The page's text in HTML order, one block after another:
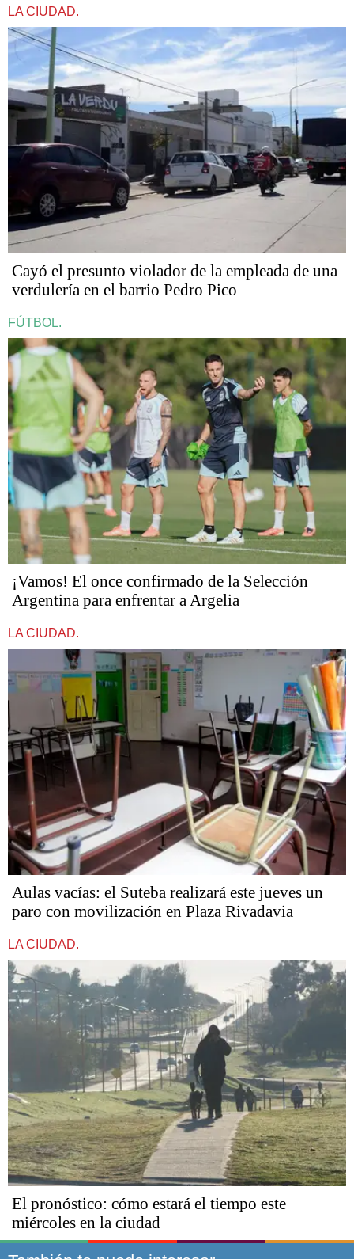
LA CIUDAD.
Cayó el presunto violador de la empleada de una
verdulería en el barrio Pedro Pico
FÚTBOL.
¡Vamos! El once confirmado de la Selección
Argentina para enfrentar a Argelia
LA CIUDAD.
Aulas vacías: el Suteba realizará este jueves un
paro con movilización en Plaza Rivadavia
LA CIUDAD.
El pronóstico: cómo estará el tiempo este
miércoles en la ciudad